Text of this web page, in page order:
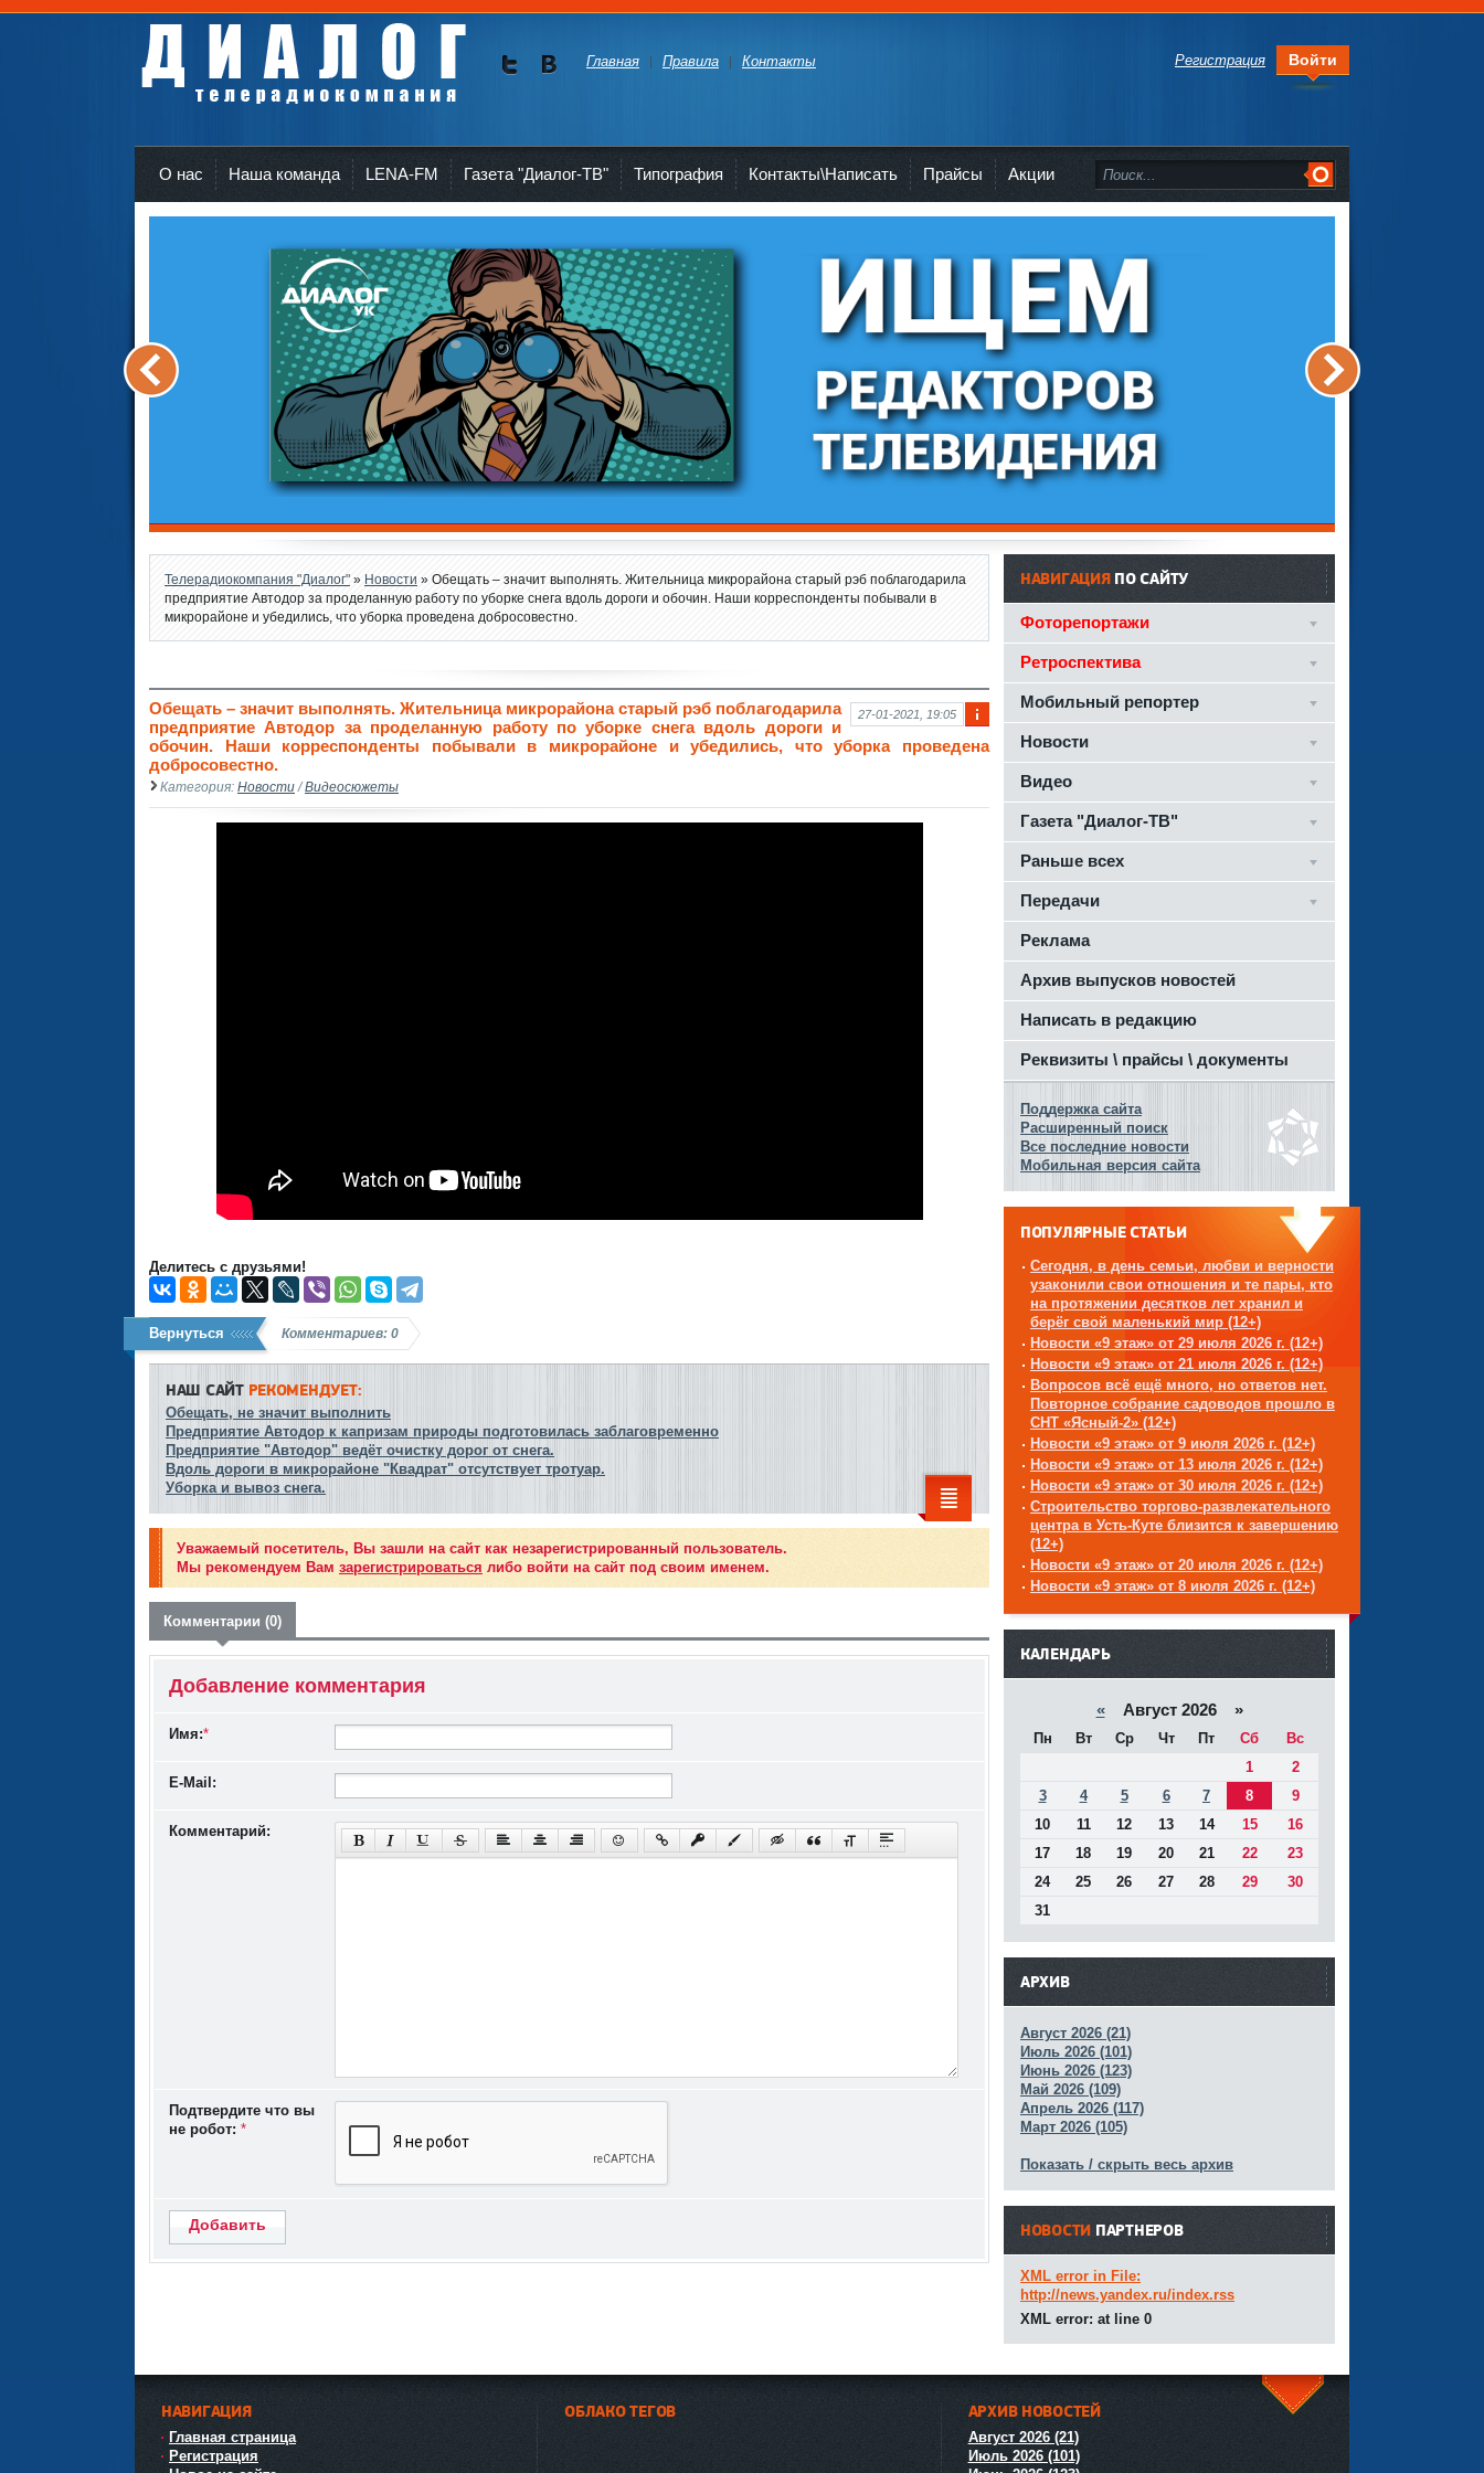
Регистрация Войти
Главная Правила Контакты
О нас Наша команда LENA-FM Газета "Диалог-ТВ" Типография Контакты\Написать Прайсы Акции
Телерадиокомпания "Диалог" » Новости » Обещать – значит выполнять. Жительница микрорайона старый рэб поблагодарила
предприятие Автодор за проделанную работу по уборке снега вдоль дороги и обочин. Наши корреспонденты побывали в
микрорайоне и убедились, что уборка проведена добросовестно.
фо
27-01-2021, 19:05
Обещать – значит выполнять. Жительница микрорайона старый рэб поблагодарила
предприятие Автодор за проделанную работу по уборке снега вдоль дороги и
обочин. Наши корреспонденты побывали в микрорайоне и убедились, что уборка проведена
добросовестно.
Категория: Новости /Видеосюжеты
Делитесь с друзьями!
Вернуться Комментариев: 0
НАШ САЙТРЕКОМЕНДУЕТ:
Обещать, не значит выполнить
Предприятие Автодор к капризам природы подготовилась заблаговременно
Предприятие "Автодор" ведёт очистку дорог от снега.
Вдоль дороги в микрорайоне "Квадрат" отсутствует тротуар.
Уборка и вывоз снега.
Уважаемый посетитель, Вы зашли на сайт как незарегистрированный пользователь.
Мы рекомендуем Вам зарегистрироваться либо войти на сайт под своим именем.
Комментарии (0)
Добавление комментария
Имя:*
E-Mail:
Комментарий:
Подтвердите что вы
не робот: *
Добавить
НАВИГАЦИЯПО САЙТУ
Фоторепортажи
Ретроспектива
Мобильный репортер
Новости
Видео
Газета "Диалог-ТВ"
Раньше всех
Передачи
Реклама
Архив выпусков новостей
Написать в редакцию
Реквизиты \ прайсы \ документы
Поддержка сайта
Расширенный поиск
Все последние новости
Мобильная версия сайта
ПОПУЛЯРНЫЕ СТАТЬИ
Сегодня, в день семьи, любви и верности
узаконили свои отношения и те пары, кто
на протяжении десятков лет хранил и
берёг свой маленький мир (12+)
Новости «9 этаж» от 29 июля 2026 г. (12+)
Новости «9 этаж» от 21 июля 2026 г. (12+)
Вопросов всё ещё много, но ответов нет.
Повторное собрание садоводов прошло в
СНТ «Ясный-2» (12+)
Новости «9 этаж» от 9 июля 2026 г. (12+)
Новости «9 этаж» от 13 июля 2026 г. (12+)
Новости «9 этаж» от 30 июля 2026 г. (12+)
Строительство торгово-развлекательного
центра в Усть-Куте близится к завершению
(12+)
Новости «9 этаж» от 20 июля 2026 г. (12+)
Новости «9 этаж» от 8 июля 2026 г. (12+)
------
КАЛЕНДАРЬ
«Август 2026 »
Пн Вт Ср Чт Пт Сб
Вс
1
2
3
4 5 6 7 8
9
10
11 12 13 14 15
16
17
18 19 20 21 22
23
24
25 26 27 28 29
30
31
АРХИВ
Август 2026 (21)
Июль 2026 (101)
Июнь 2026 (123)
Май 2026 (109)
Апрель 2026 (117)
Март 2026 (105)
Показать / скрыть весь архив
НОВОСТИ ПАРТНЕРОВ
XML error in File:
http://news.yandex.ru/index.rss
XML error: at line 0
НАВИГАЦИЯ
Главная страница
Регистрация
ОБЛАКО ТЕГОВ АРХИВ НОВОСТЕЙ
Август 2026 (21)
Июль 2026 (101)